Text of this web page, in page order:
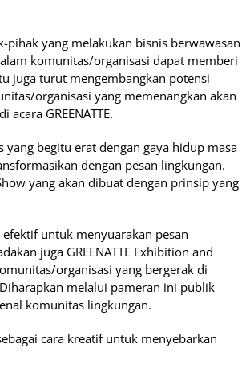
pihak yang melakukan bisnis berwawasan
komunitas/organisasi dapat memberi
juga turut mengembangkan potensi
organisasi yang memenangkan akan
GREENATTE.
begitu erat dengan gaya hidup masa
dengan pesan lingkungan.
yang akan dibuat dengan prinsip yang
untuk menyuarakan pesan
juga GREENATTE Exhibition and
organisasi yang bergerak di
melalui pameran ini publik
komunitas lingkungan.
cara kreatif untuk menyebarkan